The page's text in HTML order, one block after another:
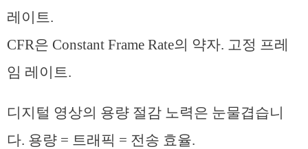
레이트.
CFR은 Constant Frame Rate의 약자. 고정 프레
임 레이트.
디지털 영상의 용량 절감 노력은 눈물겹습니
다. 용량 = 트래픽 = 전송 효율.